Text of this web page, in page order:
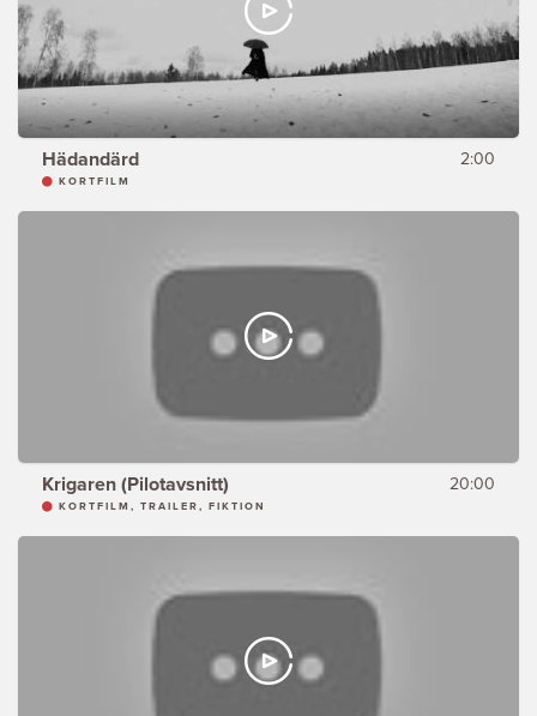
Hädandärd 2:00
KORTFILM
Krigaren (Pilotavsnitt) 20:00
KORTFILM, TRAILER, FIKTION